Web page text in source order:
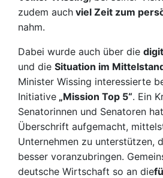
zudem auch viel Zeit zum
nahm.
Dabei wurde auch über die
und die Situation im
Minister Wissing interessierte
Initiative „Mission Top 5“. Ein
Senatorinnen und Senatoren
Überschrift aufgemacht,
Unternehmen zu unterstützen,
besser voranzubringen.
deutsche Wirtschaft so an die